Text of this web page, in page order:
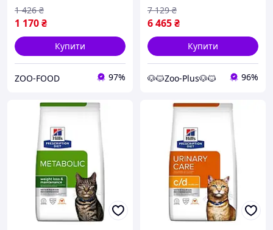
1 170₴
1 426 ₴
Купити
ZOO-FOOD 97%
6 465₴
7 129 ₴
Купити
🐶🐱Zoo-Plus🐶🐱 96%